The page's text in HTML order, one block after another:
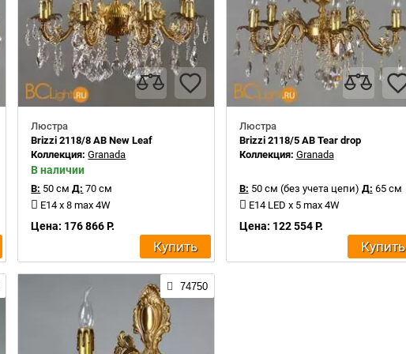
Люстра
Brizzi 2118/8 AB New Leaf
Коллекция:Granada
В наличии
В: 50 см Д: 70 см
E14 x 8 max 4W
Цена: 176 866 Р.
Купить
Люстра
Brizzi 2118/5 AB Tear drop
Коллекция: Granada
В: 50 см (без учета цепи) Д: 65 см
E14 LED x 5 max 4W
Цена: 122 554 Р.
Купить
74750